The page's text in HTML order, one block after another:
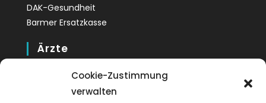
Cookie-Zustimmung
verwalten
DAK-Gesundheit
Barmer Ersatzkasse
Ärzte
Dr. med. dent. Roxana Nowak
Zahnärztin Monika Nowak